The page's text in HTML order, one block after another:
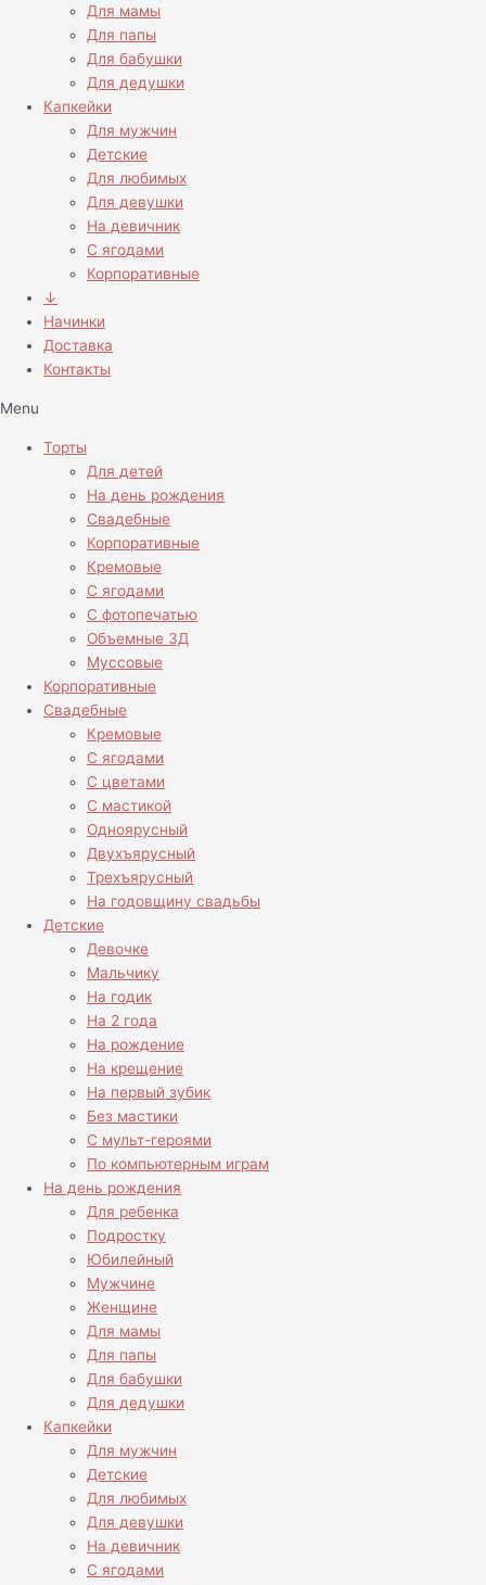
Для мамы
Для папы
Для бабушки
Для дедушки
Капкейки
Для мужчин
Детские
Для любимых
Для девушки
На девичник
С ягодами
Корпоративные
↓
Начинки
Доставка
Контакты
Menu
Торты
Для детей
На день рождения
Свадебные
Корпоративные
Кремовые
С ягодами
С фотопечатью
Объемные 3Д
Муссовые
Корпоративные
Свадебные
Кремовые
С ягодами
С цветами
С мастикой
Одноярусный
Двухъярусный
Трехъярусный
На годовщину свадьбы
Детские
Девочке
Мальчику
На годик
На 2 года
На рождение
На крещение
На первый зубик
Без мастики
С мульт-героями
По компьютерным играм
На день рождения
Для ребенка
Подростку
Юбилейный
Мужчине
Женщине
Для мамы
Для папы
Для бабушки
Для дедушки
Капкейки
Для мужчин
Детские
Для любимых
Для девушки
На девичник
С ягодами